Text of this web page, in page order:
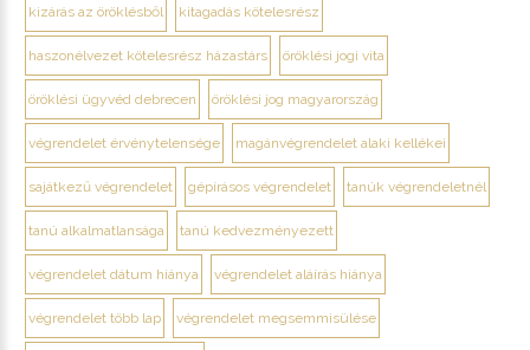
kizárás az öröklésből kitagadás kötelesrész
haszonélvezet kötelesrész házastárs öröklési jogi vita
öröklési ügyvéd debrecen öröklési jog magyarország
végrendelet érvénytelensége magánvégrendelet alaki kellékei
sajátkezű végrendelet gépírásos végrendelet tanúk végrendeletnél
tanú alkalmatlansága tanú kedvezményezett
végrendelet dátum hiánya végrendelet aláírás hiánya
végrendelet több lap végrendelet megsemmisülése